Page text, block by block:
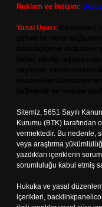
Reklam ve İletişim:
Yasal Uyarı:
Sitemiz, 5651 Sayılı
Kurumu (BTK) tarafından
vermektedir. Bu nedenle,
veya araştırma
yazdıkları içeriklerin
sorumluluğu kabul etmiş
Hukuka ve yasal
içerikleri,